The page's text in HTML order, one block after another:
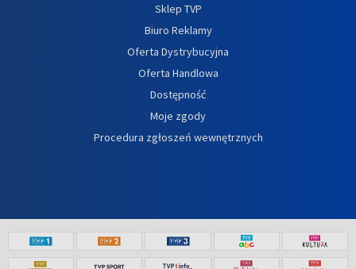
Sklep TVP
Biuro Reklamy
Oferta Dystrybucyjna
Oferta Handlowa
Dostępność
Moje zgody
Procedura zgłoszeń wewnętrznych